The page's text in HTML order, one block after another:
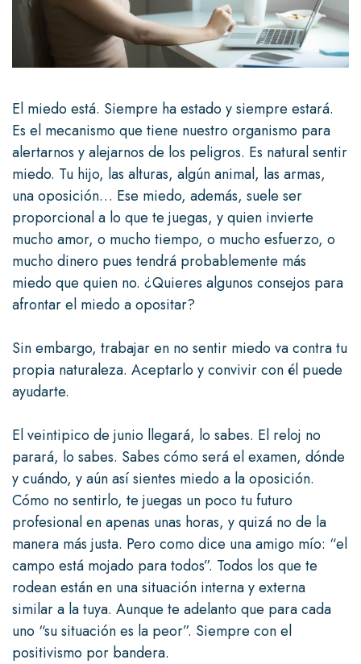
El miedo está. Siempre ha estado y siempre estará.
Es el mecanismo que tiene nuestro organismo para
alertarnos y alejarnos de los peligros. Es natural sentir
miedo. Tu hijo, las alturas, algún animal, las armas,
una oposición… Ese miedo, además, suele ser
proporcional a lo que te juegas, y quien invierte
mucho amor, o mucho tiempo, o mucho esfuerzo, o
mucho dinero pues tendrá probablemente más
miedo que quien no. ¿Quieres algunos consejos para
afrontar el miedo a opositar?
Sin embargo, trabajar en no sentir miedo va contra tu
propia naturaleza. Aceptarlo y convivir con él puede
ayudarte.
El veintipico de junio llegará, lo sabes. El reloj no
parará, lo sabes. Sabes cómo será el examen, dónde
y cuándo, y aún así sientes miedo a la oposición.
Cómo no sentirlo, te juegas un poco tu futuro
profesional en apenas unas horas, y quizá no de la
manera más justa. Pero como dice una amigo mío: “el
campo está mojado para todos”. Todos los que te
rodean están en una situación interna y externa
similar a la tuya. Aunque te adelanto que para cada
uno “su situación es la peor”. Siempre con el
positivismo por bandera.